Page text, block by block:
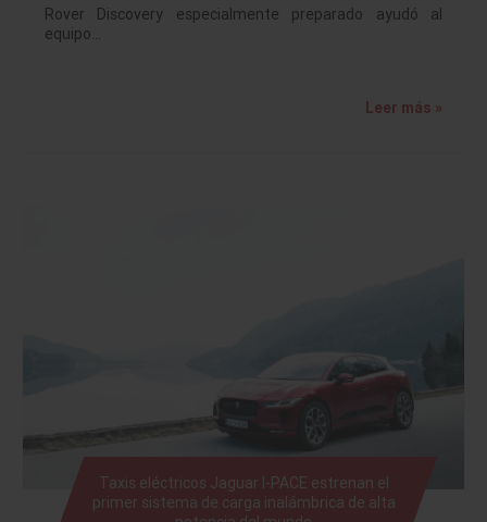
Rover Discovery especialmente preparado ayudó al
equipo…
Leer más »
Taxis eléctricos Jaguar I-PACE estrenan el
primer sistema de carga inalámbrica de alta